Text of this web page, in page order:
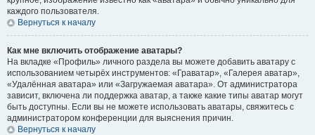
каждого пользователя.
Вернуться к началу
Как мне включить отображение аватары?
На вкладке «Профиль» личного раздела вы можете добавить аватару с
использованием четырёх инструментов: «Граватар», «Галерея аватар»,
«Удалённая аватара» или «Загружаемая аватара». От администратора
зависит, включена ли поддержка аватар, а также какие типы аватар могут
быть доступны. Если вы не можете использовать аватары, свяжитесь с
администратором конференции для выяснения причин.
Вернуться к началу